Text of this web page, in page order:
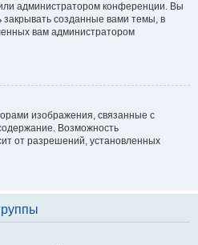
администратором конференции. Вы
созданные вами темы, в
вам администратором
изображения, связанные с
Возможность
от разрешений, установленных